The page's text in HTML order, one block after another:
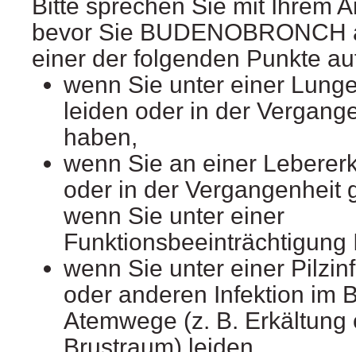
Bitte sprechen Sie mit Ihrem
bevor Sie
einer der folgenden Punkte
wenn Sie unter einer
leiden oder in der
haben,
wenn Sie an einer
oder in der Vergangenheit
wenn Sie unter einer
wenn Sie unter einer
oder anderen Infektion im
Atemwege (z. B. Erkältung